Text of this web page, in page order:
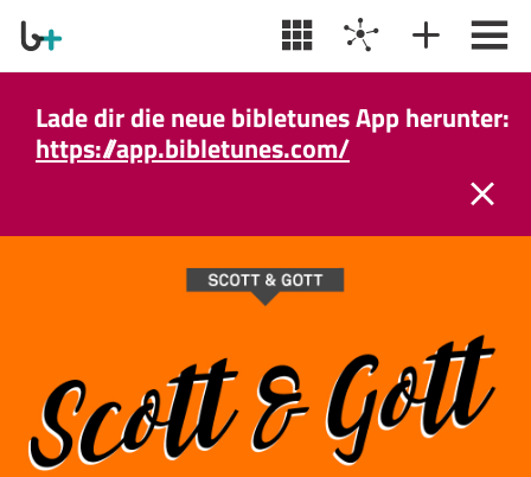
Lade dir die neue bibletunes App herunter:
https://app.bibletunes.com/